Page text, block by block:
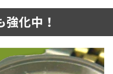
化中！